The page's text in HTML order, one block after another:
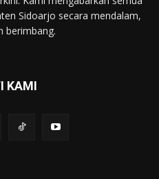
Sidoarjo secara mendalam,
berimbang.
KAMI